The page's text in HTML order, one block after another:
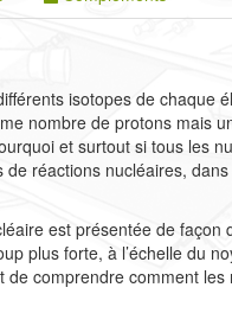
isotopes de chaque
nombre de protons mais
et surtout si tous les
réactions nucléaires,
est présentée de façon
plus forte, à l’échelle du
comprendre comment les